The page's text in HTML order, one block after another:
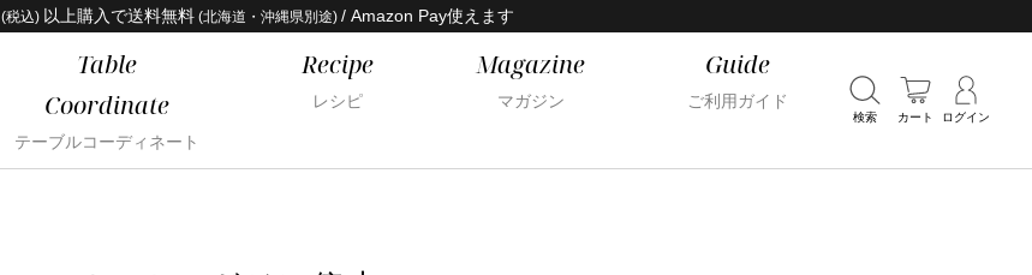
(税込) 以上購入で送料無料 (北海道・沖縄県別途) / Amazon Pay使えます
Table
Coordinate
テーブルコーディネート
Recipe
レシピ
Magazine
マガジン
Guide
ご利用ガイド
検索 カート ログイン